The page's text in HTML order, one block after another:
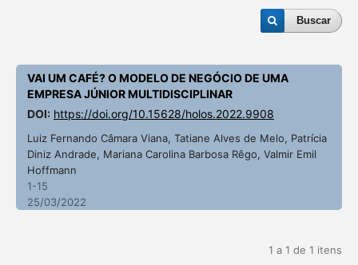
Buscar
VAI UM CAFÉ? O MODELO DE NEGÓCIO DE UMA
EMPRESA JÚNIOR MULTIDISCIPLINAR
DOI: https://doi.org/10.15628/holos.2022.9908
Luiz Fernando Câmara Viana, Tatiane Alves de Melo, Patrícia
Diniz Andrade, Mariana Carolina Barbosa Rêgo, Valmir Emil
Hoffmann
1-15
25/03/2022
1 a 1 de 1 itens